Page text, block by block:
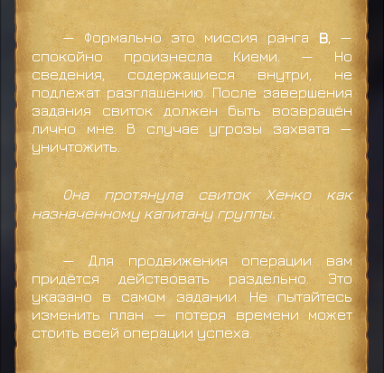
— Формально это миссия ранга B, —
спокойно произнесла Киеми. — Но
сведения, содержащиеся внутри, не
подлежат разглашению. После завершения
задания свиток должен быть возвращён
лично мне. В случае угрозы захвата —
уничтожить.
Она протянула свиток Хенко как
назначенному капитану группы.
— Для продвижения операции вам
придётся действовать раздельно. Это
указано в самом задании. Не пытайтесь
изменить план — потеря времени может
стоить всей операции успеха.